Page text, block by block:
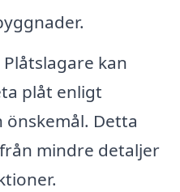
Plåtslagare kan
plåt enligt
önskemål. Detta
mindre detaljer